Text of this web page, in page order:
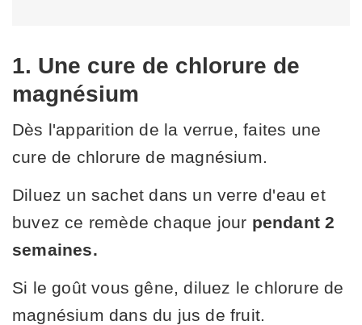
1. Une cure de chlorure de
magnésium
Dès l'apparition de la verrue, faites une
cure de chlorure de magnésium.
Diluez un sachet dans un verre d'eau et
buvez ce remède chaque jour pendant 2
semaines.
Si le goût vous gêne, diluez le chlorure de
magnésium dans du jus de fruit.